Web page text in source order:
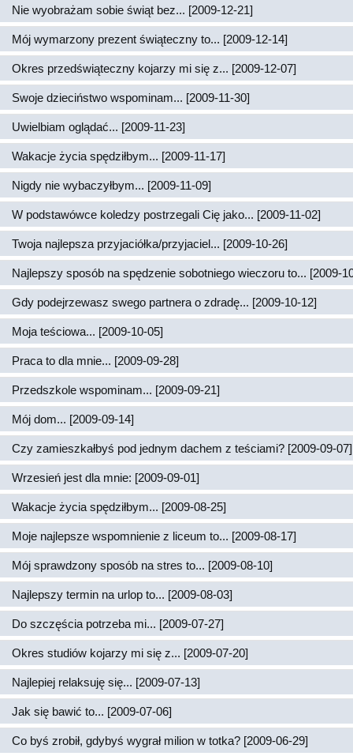
Nie wyobrażam sobie świąt bez... [2009-12-21]
Mój wymarzony prezent świąteczny to... [2009-12-14]
Okres przedświąteczny kojarzy mi się z... [2009-12-07]
Swoje dzieciństwo wspominam... [2009-11-30]
Uwielbiam oglądać... [2009-11-23]
Wakacje życia spędziłbym... [2009-11-17]
Nigdy nie wybaczyłbym... [2009-11-09]
W podstawówce koledzy postrzegali Cię jako... [2009-11-02]
Twoja najlepsza przyjaciółka/przyjaciel... [2009-10-26]
Najlepszy sposób na spędzenie sobotniego wieczoru to... [2009-
Gdy podejrzewasz swego partnera o zdradę... [2009-10-12]
Moja teściowa... [2009-10-05]
Praca to dla mnie... [2009-09-28]
Przedszkole wspominam... [2009-09-21]
Mój dom... [2009-09-14]
Czy zamieszkałbyś pod jednym dachem z teściami? [2009-09-07]
Wrzesień jest dla mnie: [2009-09-01]
Wakacje życia spędziłbym... [2009-08-25]
Moje najlepsze wspomnienie z liceum to... [2009-08-17]
Mój sprawdzony sposób na stres to... [2009-08-10]
Najlepszy termin na urlop to... [2009-08-03]
Do szczęścia potrzeba mi... [2009-07-27]
Okres studiów kojarzy mi się z... [2009-07-20]
Najlepiej relaksuję się... [2009-07-13]
Jak się bawić to... [2009-07-06]
Co byś zrobił, gdybyś wygrał milion w totka? [2009-06-29]